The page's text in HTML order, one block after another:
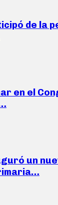
de la
en el
un